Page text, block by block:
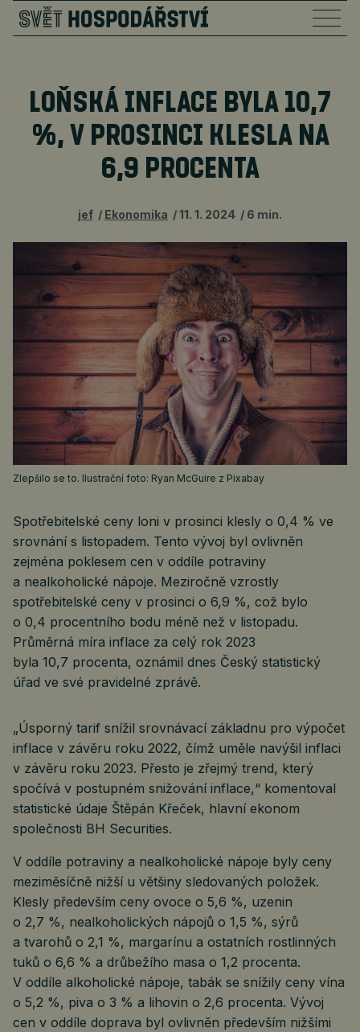
LOŇSKÁ INFLACE BYLA 10,7
%, V PROSINCI KLESLA NA
6,9 PROCENTA
jef Ekonomika 11. 1. 2024 6 min.
Zlepšilo se to. Ilustrační foto: Ryan McGuire z Pixabay
Spotřebitelské ceny loni v prosinci klesly o 0,4 % ve
srovnání s listopadem. Tento vývoj byl ovlivněn
zejména poklesem cen v oddíle potraviny
a nealkoholické nápoje. Meziročně vzrostly
spotřebitelské ceny v prosinci o 6,9 %, což bylo
o 0,4 procentního bodu méně než v listopadu.
Průměrná míra inflace za celý rok 2023
byla 10,7 procenta, oznámil dnes Český statistický
úřad ve své pravidelné zprávě.
„Úsporný tarif snížil srovnávací základnu pro výpočet
inflace v závěru roku 2022, čímž uměle navýšil inflaci
v závěru roku 2023. Přesto je zřejmý trend, který
spočívá v postupném snižování inflace,“ komentoval
statistické údaje Štěpán Křeček, hlavní ekonom
společnosti BH Securities.
V oddíle potraviny a nealkoholické nápoje byly ceny
meziměsíčně nižší u většiny sledovaných položek.
Klesly především ceny ovoce o 5,6 %, uzenin
o 2,7 %, nealkoholických nápojů o 1,5 %, sýrů
a tvarohů o 2,1 %, margarínu a ostatních rostlinných
tuků o 6,6 % a drůbežího masa o 1,2 procenta.
V oddíle alkoholické nápoje, tabák se snížily ceny vína
o 5,2 %, piva o 3 % a lihovin o 2,6 procenta. Vývoj
cen v oddíle doprava byl ovlivněn především nižšími